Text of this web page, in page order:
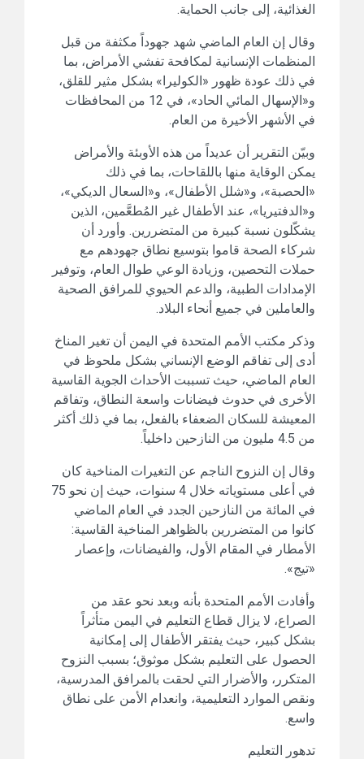
الغذائية، إلى جانب الحماية.
وقال إن العام الماضي شهد جهوداً مكثفة من قبل
المنظمات الإنسانية لمكافحة تفشي الأمراض، بما
في ذلك عودة ظهور «الكوليرا» بشكل مثير للقلق،
و«الإسهال المائي الحاد»، في 12 من المحافظات
في الأشهر الأخيرة من العام.
وبيّن التقرير أن عديداً من هذه الأوبئة والأمراض
يمكن الوقاية منها باللقاحات، بما في ذلك
«الحصبة»، و«شلل الأطفال»، و«السعال الديكي»،
و«الدفتيريا»، عند الأطفال غير المُطعَّمين، الذين
يشكّلون نسبة كبيرة من المتضررين. وأورد أن
شركاء الصحة قاموا بتوسيع نطاق جهودهم مع
حملات التحصين، وزيادة الوعي طوال العام، وتوفير
الإمدادات الطبية، والدعم الحيوي للمرافق الصحية
والعاملين في جميع أنحاء البلاد.
وذكر مكتب الأمم المتحدة في اليمن أن تغير المناخ
أدى إلى تفاقم الوضع الإنساني بشكل ملحوظ في
العام الماضي، حيث تسببت الأحداث الجوية القاسية
الأخرى في حدوث فيضانات واسعة النطاق، وتفاقم
المعيشة للسكان الضعفاء بالفعل، بما في ذلك أكثر
من 4.5 مليون من النازحين داخلياً.
وقال إن النزوح الناجم عن التغيرات المناخية كان
في أعلى مستوياته خلال 4 سنوات، حيث إن نحو 75
في المائة من النازحين الجدد في العام الماضي
كانوا من المتضررين بالظواهر المناخية القاسية:
الأمطار في المقام الأول، والفيضانات، وإعصار
«تيج».
وأفادت الأمم المتحدة بأنه وبعد نحو عقد من
الصراع، لا يزال قطاع التعليم في اليمن متأثراً
بشكل كبير، حيث يفتقر الأطفال إلى إمكانية
الحصول على التعليم بشكل موثوق؛ بسبب النزوح
المتكرر، والأضرار التي لحقت بالمرافق المدرسية،
ونقص الموارد التعليمية، وانعدام الأمن على نطاق
واسع.
تدهور التعليم